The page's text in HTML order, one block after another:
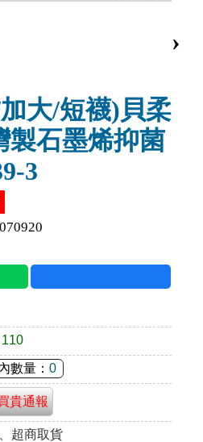
›
大/短襪)貝柔
製石墨烯抑菌
3
110
數量： 0
貴通報
超商取貨